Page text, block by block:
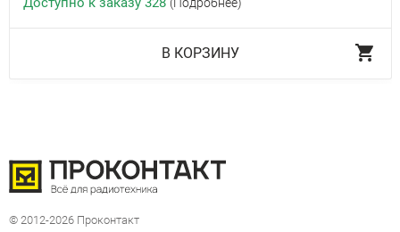
(Подробнее)
В КОРЗИНУ
© 2012-2026 Проконтакт